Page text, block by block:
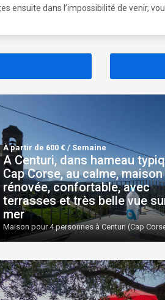
ensuite dans l’impossibilité de venir,
À partir de 600 € / Semaine
A Centuri, dans hameau
Cap Corse, au calme, maison
rénovée, confortable, avec
terrasses et très belle vue
mer
Maison pour 4 personnes à Centuri (Cap